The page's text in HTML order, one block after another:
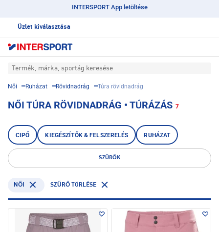
INTERSPORT App letöltése
Üzlet kiválasztása
Termék, márka, sportág keresése
Női Ruházat Rövidnadrág Túra rövidnadrág
NŐI TÚRA RÖVIDNADRÁG • TÚRÁZÁS 7
CIPŐ KIEGÉSZÍTŐK & FELSZERELÉS RUHÁZAT
SZŰRŐK
NŐI SZŰRŐ TÖRLÉSE